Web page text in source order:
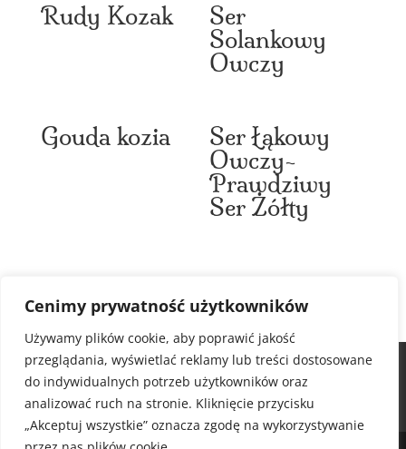
Cenimy prywatność użytkowników
Używamy plików cookie, aby poprawić jakość
przeglądania, wyświetlać reklamy lub treści dostosowane
do indywidualnych potrzeb użytkowników oraz
analizować ruch na stronie. Kliknięcie przycisku
„Akceptuj wszystkie” oznacza zgodę na wykorzystywanie
Rudy Kozak Ser
Solankowy
Owczy
Gouda kozia Ser Łąkowy
Owczy-
Prawdziwy
Ser Żółty
Galeria Sery owcze
Sery kozie
Sery Rzemieślnicze
Sklep Internetowy
Kontakt